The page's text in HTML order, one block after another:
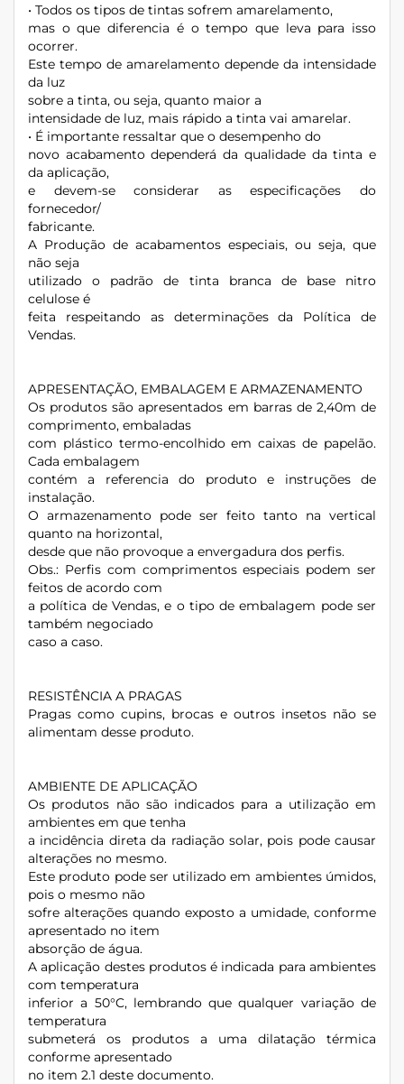
• Todos os tipos de tintas sofrem amarelamento,
mas o que diferencia é o tempo que leva para isso
ocorrer.
Este tempo de amarelamento depende da intensidade
da luz
sobre a tinta, ou seja, quanto maior a
intensidade de luz, mais rápido a tinta vai amarelar.
• É importante ressaltar que o desempenho do
novo acabamento dependerá da qualidade da tinta e
da aplicação,
e devem-se considerar as especificações do
fornecedor/
fabricante.
A Produção de acabamentos especiais, ou seja, que
não seja
utilizado o padrão de tinta branca de base nitro
celulose é
feita respeitando as determinações da Política de
Vendas.
APRESENTAÇÃO, EMBALAGEM E ARMAZENAMENTO
Os produtos são apresentados em barras de 2,40m de
comprimento, embaladas
com plástico termo-encolhido em caixas de papelão.
Cada embalagem
contém a referencia do produto e instruções de
instalação.
O armazenamento pode ser feito tanto na vertical
quanto na horizontal,
desde que não provoque a envergadura dos perfis.
Obs.: Perfis com comprimentos especiais podem ser
feitos de acordo com
a política de Vendas, e o tipo de embalagem pode ser
também negociado
caso a caso.
RESISTÊNCIA A PRAGAS
Pragas como cupins, brocas e outros insetos não se
alimentam desse produto.
AMBIENTE DE APLICAÇÃO
Os produtos não são indicados para a utilização em
ambientes em que tenha
a incidência direta da radiação solar, pois pode causar
alterações no mesmo.
Este produto pode ser utilizado em ambientes úmidos,
pois o mesmo não
sofre alterações quando exposto a umidade, conforme
apresentado no item
absorção de água.
A aplicação destes produtos é indicada para ambientes
com temperatura
inferior a 50°C, lembrando que qualquer variação de
temperatura
submeterá os produtos a uma dilatação térmica
conforme apresentado
no item 2.1 deste documento.